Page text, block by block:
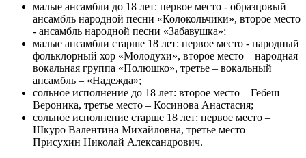
малые ансамбли до 18 лет: первое место - образцовый
ансамбль народной песни «Колокольчики», второе место
- ансамбль народной песни «Забавушка»;
малые ансамбли старше 18 лет: первое место - народный
фольклорный хор «Молодухи», второе место – народная
вокальная группа «Полюшко», третье – вокальный
ансамбль – «Надежда»;
сольное исполнение до 18 лет: второе место – Гебеш
Вероника, третье место – Косинова Анастасия;
сольное исполнение старше 18 лет: первое место –
Шкуро Валентина Михайловна, третье место –
Присухин Николай Александрович.